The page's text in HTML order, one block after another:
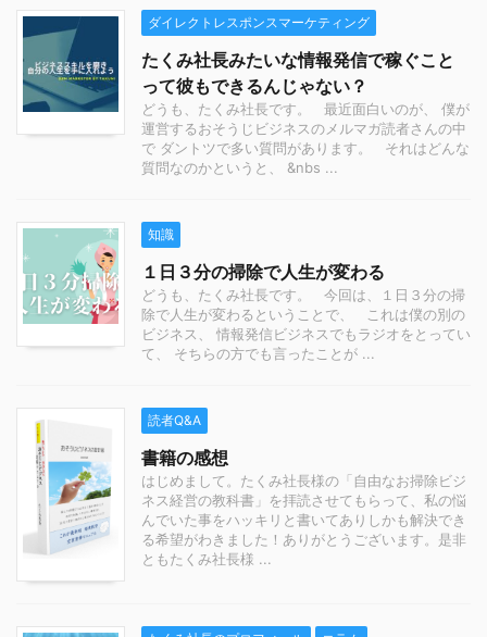
ダイレクトレスポンスマーケティング
たくみ社長みたいな情報発信で稼ぐこと
って彼もできるんじゃない？
どうも、たくみ社長です。 最近面白いのが、 僕が
運営するおそうじビジネスのメルマガ読者さんの中
で ダントツで多い質問があります。 それはどんな
質問なのかというと、 &nbs ...
知識
１日３分の掃除で人生が変わる
どうも、たくみ社長です。 今回は、１日３分の掃
除で人生が変わるということで、 これは僕の別の
ビジネス、 情報発信ビジネスでもラジオをとってい
て、 そちらの方でも言ったことが ...
読者Q&A
書籍の感想
はじめまして。たくみ社長様の「自由なお掃除ビジ
ネス経営の教科書」を拝読させてもらって、私の悩
んでいた事をハッキリと書いてありしかも解決でき
る希望がわきました！ありがとうございます。是非
ともたくみ社長様 ...